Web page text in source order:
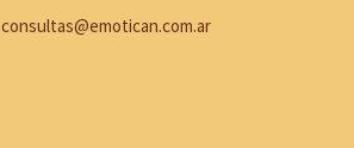
consultas@emotican.com.ar